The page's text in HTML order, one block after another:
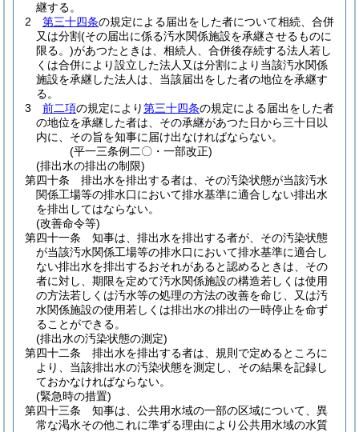
継する。
2
第三十四条の規定による届出をした者について相続、合併
又は分割(その届出に係る汚水関係施設を承継させるものに
限る。)があつたときは、相続人、合併後存続する法人若し
くは合併により設立した法人又は分割により当該汚水関係
施設を承継した法人は、当該届出をした者の地位を承継す
る。
3
前二項の規定により第三十四条の規定による届出をした者
の地位を承継した者は、その承継があつた日から三十日以
内に、その旨を知事に届け出なければならない。
(平一三条例二〇・一部改正)
(排出水の排出の制限)
第四十条
排出水を排出する者は、その汚染状態が当該汚水
関係工場等の排水口において排水基準に適合しない排出水
を排出してはならない。
(改善命令等)
第四十一条
知事は、排出水を排出する者が、その汚染状態
が当該汚水関係工場等の排水口において排水基準に適合し
ない排出水を排出するおそれがあると認めるときは、その
者に対し、期限を定めて汚水関係施設の構造若しくは使用
の方法若しくは汚水等の処理の方法の改善を命じ、又は汚
水関係施設の使用若しくは排出水の排出の一時停止を命ず
ることができる。
(排出水の汚染状態の測定)
第四十二条
排出水を排出する者は、規則で定めるところに
より、当該排出水の汚染状態を測定し、その結果を記録し
ておかなければならない。
(緊急時の措置)
第四十三条
知事は、公共用水域の一部の区域について、異
常な渇水その他これに準ずる理由により公共用水域の水質